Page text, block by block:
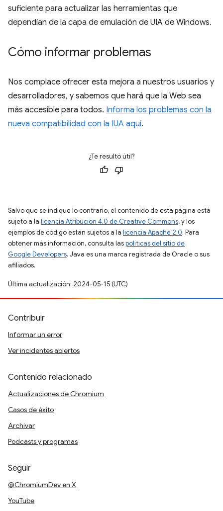
suficiente para actualizar las herramientas que
dependían de la capa de emulación de UIA de Windows.
Cómo informar problemas
Nos complace ofrecer esta mejora a nuestros usuarios y
desarrolladores, y sabemos que hará que la Web sea
más accesible para todos. Informa los problemas con la
nueva compatibilidad con la IUA aquí.
¿Te resultó útil?
Salvo que se indique lo contrario, el contenido de esta página está
sujeto a la licencia Atribución 4.0 de Creative Commons, y los
ejemplos de código están sujetos a la licencia Apache 2.0. Para
obtener más información, consulta laspolíticas del sitio de
Google Developers. Java es una marca registrada de Oracle o sus
afiliados.
Última actualización: 2024-05-15 (UTC)
Contribuir
Informar un error
Ver incidentes abiertos
Contenido relacionado
Actualizaciones de Chromium
Casos de éxito
Archivar
Podcasts y programas
Seguir
@ChromiumDev en X
YouTube